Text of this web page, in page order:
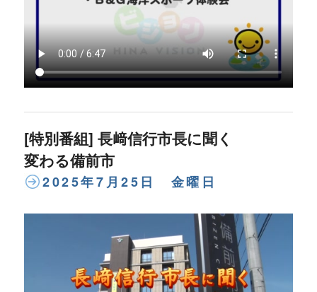
[特別番組] 長﨑信行市長に聞く
変わる備前市
2025年7月25日 金曜日